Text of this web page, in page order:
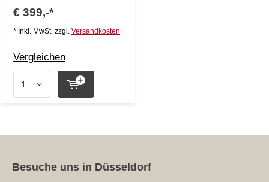
€ 399,-*
* Inkl. MwSt. zzgl. Versandkosten
Vergleichen
Besuche uns in Düsseldorf